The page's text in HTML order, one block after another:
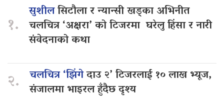
१.
सुशीलसिटौला र न्यान्सी खड्का अभिनीत
चलचित्र ‘अक्षरा’ को टिजरमा घरेलु हिंसा र नारी
संवेदनाको कथा
२. चलचित्र ‘झिंगेदाउ २’ टिजरलाई १० लाख भ्यूज,
संजालमा भाइरल हुँदैछ दृश्य